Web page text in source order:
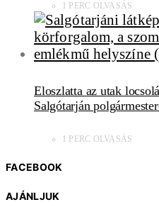
1 PERC OLVASÁS
Eloszlatta az utak
Salgótarján
1 PERC OLVASÁS
FACEBOOK
AJÁNLJUK